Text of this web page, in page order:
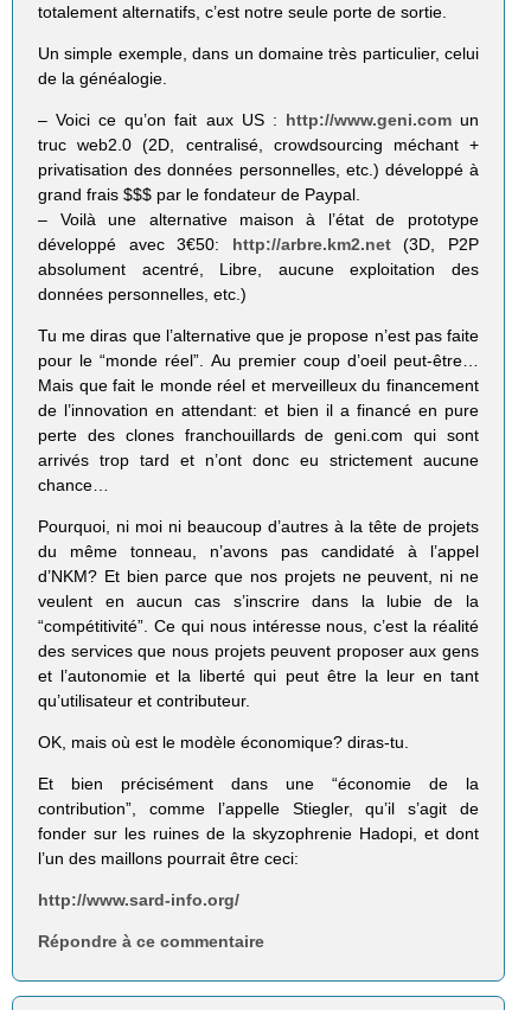
totalement alternatifs, c’est notre seule porte de sortie.
Un simple exemple, dans un domaine très particulier, celui
de la généalogie.
– Voici ce qu’on fait aux US : http://www.geni.comun
truc web2.0 (2D, centralisé, crowdsourcing méchant +
privatisation des données personnelles, etc.) développé à
grand frais $$$ par le fondateur de Paypal.
– Voilà une alternative maison à l’état de prototype
développé avec 3€50: http://arbre.km2.net(3D, P2P
absolument acentré, Libre, aucune exploitation des
données personnelles, etc.)
Tu me diras que l’alternative que je propose n’est pas faite
pour le “monde réel”. Au premier coup d’oeil peut-être…
Mais que fait le monde réel et merveilleux du financement
de l’innovation en attendant: et bien il a financé en pure
perte des clones franchouillards de geni.com qui sont
arrivés trop tard et n’ont donc eu strictement aucune
chance…
Pourquoi, ni moi ni beaucoup d’autres à la tête de projets
du même tonneau, n’avons pas candidaté à l’appel
d’NKM? Et bien parce que nos projets ne peuvent, ni ne
veulent en aucun cas s’inscrire dans la lubie de la
“compétitivité”. Ce qui nous intéresse nous, c’est la réalité
des services que nous projets peuvent proposer aux gens
et l’autonomie et la liberté qui peut être la leur en tant
qu’utilisateur et contributeur.
OK, mais où est le modèle économique? diras-tu.
Et bien précisément dans une “économie de la
contribution”, comme l’appelle Stiegler, qu’il s’agit de
fonder sur les ruines de la skyzophrenie Hadopi, et dont
l’un des maillons pourrait être ceci:
http://www.sard-info.org/
Répondre à ce commentaire